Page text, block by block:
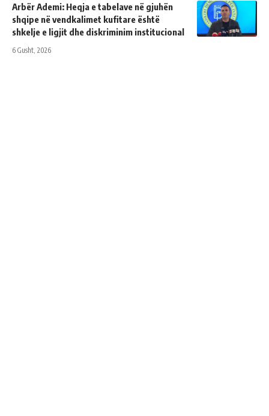
Arbër Ademi: Heqja e tabelave në gjuhën
shqipe në vendkalimet kufitare është
shkelje e ligjit dhe diskriminim institucional
6 Gusht, 2026